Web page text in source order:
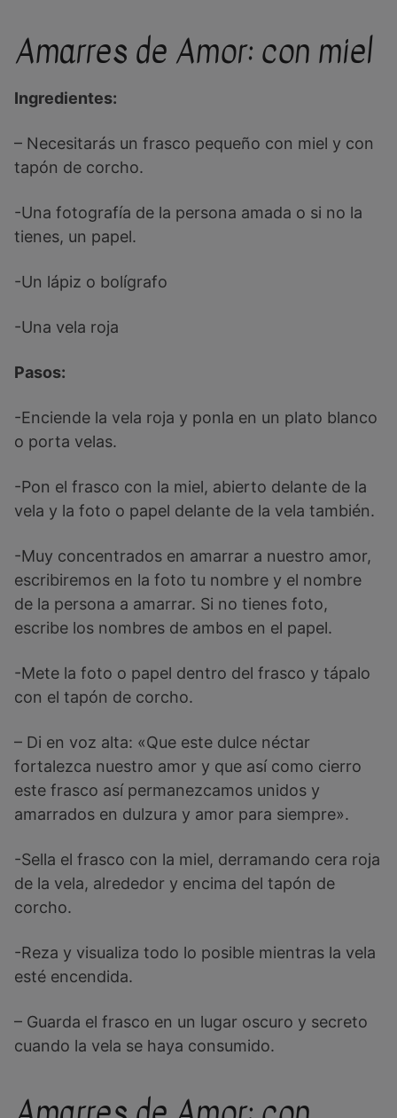
Amarres de Amor: con miel
Ingredientes:
– Necesitarás un frasco pequeño con miel y con
tapón de corcho.
-Una fotografía de la persona amada o si no la
tienes, un papel.
-Un lápiz o bolígrafo
-Una vela roja
Pasos:
-Enciende la vela roja y ponla en un plato blanco
o porta velas.
-Pon el frasco con la miel, abierto delante de la
vela y la foto o papel delante de la vela también.
-Muy concentrados en amarrar a nuestro amor,
escribiremos en la foto tu nombre y el nombre
de la persona a amarrar. Si no tienes foto,
escribe los nombres de ambos en el papel.
-Mete la foto o papel dentro del frasco y tápalo
con el tapón de corcho.
– Di en voz alta: «Que este dulce néctar
fortalezca nuestro amor y que así como cierro
este frasco así permanezcamos unidos y
amarrados en dulzura y amor para siempre».
-Sella el frasco con la miel, derramando cera roja
de la vela, alrededor y encima del tapón de
corcho.
-Reza y visualiza todo lo posible mientras la vela
esté encendida.
– Guarda el frasco en un lugar oscuro y secreto
cuando la vela se haya consumido.